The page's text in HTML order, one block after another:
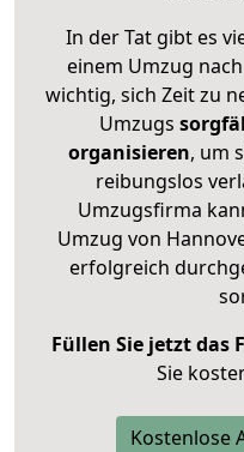
In der Tat gibt es
einem Umzug
wichtig, sich Zeit zu
Umzugs
organisieren, um
reibungslos
Umzugsfirma
Umzug von
erfolgreich
Füllen Sie jetzt das
Sie
Kostenlose